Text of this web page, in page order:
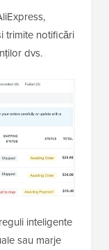
trimite notificări
dvs.
inteligente
sau marje